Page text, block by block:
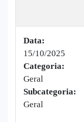
Data:
15/10/2025
Categoria:
Geral
Subcategoria:
Geral